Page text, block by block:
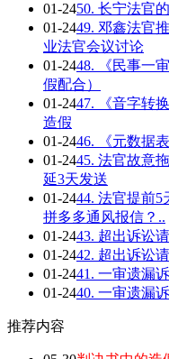
01-2450. 长宁法官
01-2449. 邓鑫法官
业法官会议讨论
01-2448. 《民事一
假配合）
01-2447. 《音字转
造假
01-2446. 《元数据
01-2445. 法官故意
延3天发送
01-2444. 法官提前5
拼多多通风报信？..
01-2443. 超出诉讼
01-2442. 超出诉讼
01-2441. 一审遗漏
01-2440. 一审遗漏
推荐内容